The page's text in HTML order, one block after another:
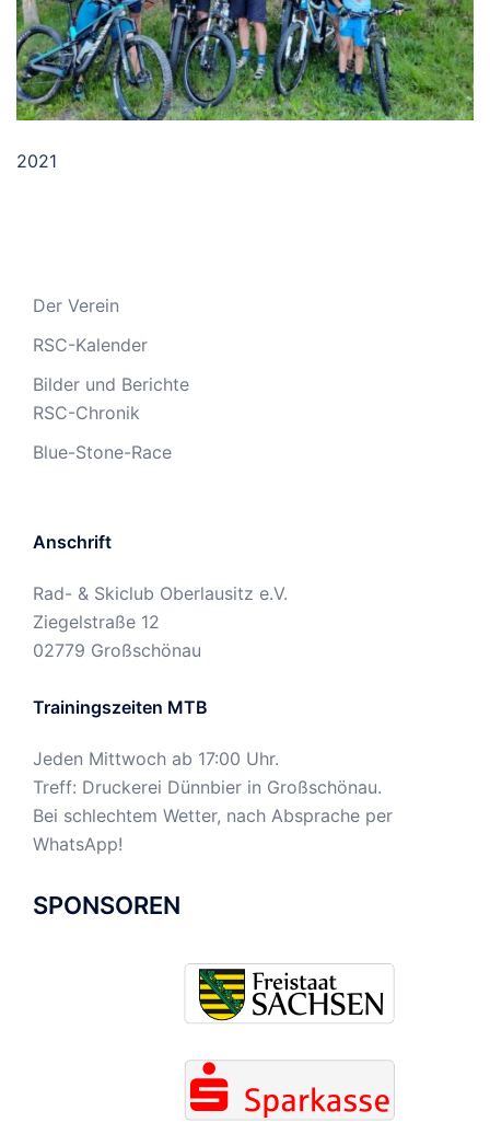
2021
Der Verein
RSC-Kalender
Bilder und Berichte
RSC-Chronik
Blue-Stone-Race
Anschrift
Rad- & Skiclub Oberlausitz e.V.
Ziegelstraße 12
02779 Großschönau
Trainingszeiten MTB
Jeden Mittwoch ab 17:00 Uhr.
Treff: Druckerei Dünnbier in Großschönau.
Bei schlechtem Wetter, nach Absprache per
WhatsApp!
SPONSOREN